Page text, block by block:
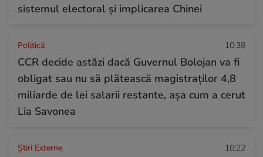
sistemul electoral și implicarea Chinei
Politică 10:38
CCR decide astăzi dacă Guvernul Bolojan va fi
obligat sau nu să plătească magistraților 4,8
miliarde de lei salarii restante, așa cum a cerut
Lia Savonea
Știri Externe 10:22